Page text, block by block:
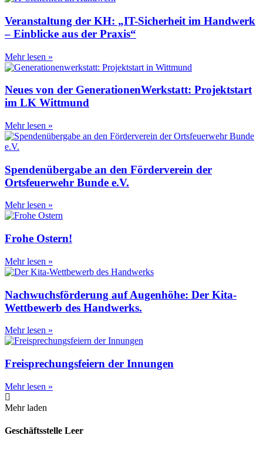
Veranstaltung der KH: „IT-Sicherheit im Handwerk
– Einblicke aus der Praxis“
Mehr lesen »
Neues von der GenerationenWerkstatt: Projektstart
im LK Wittmund
Mehr lesen »
Spendenübergabe an den Förderverein der
Ortsfeuerwehr Bunde e.V.
Mehr lesen »
Frohe Ostern!
Mehr lesen »
Nachwuchsförderung auf Augenhöhe: Der Kita-
Wettbewerb des Handwerks.
Mehr lesen »
Freisprechungsfeiern der Innungen
Mehr lesen »
Mehr laden
Geschäftsstelle Leer